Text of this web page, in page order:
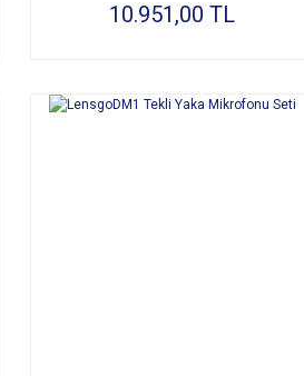
10.951,00 TL